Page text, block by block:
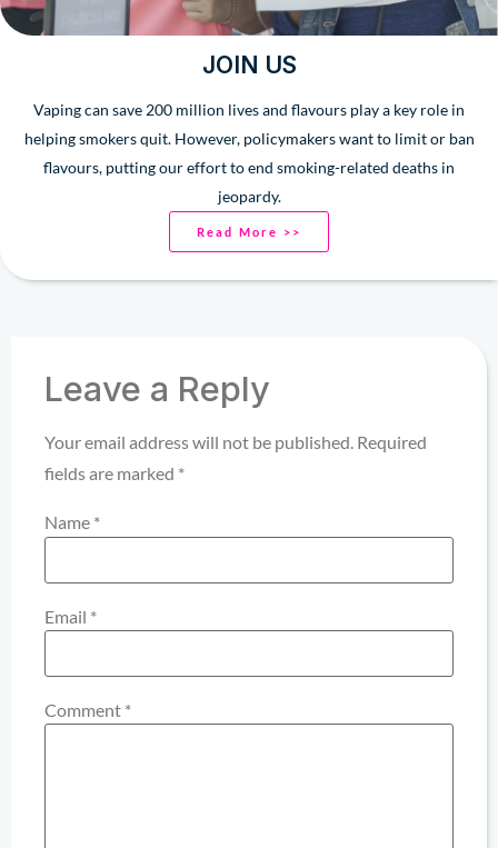
JOIN US
Vaping can save 200 million lives and flavours play a key role in
helping smokers quit. However, policymakers want to limit or ban
flavours, putting our effort to end smoking-related deaths in
jeopardy.
Read More >>
Leave a Reply
Your email address will not be published. Required
fields are marked *
Name *
Email *
Comment *